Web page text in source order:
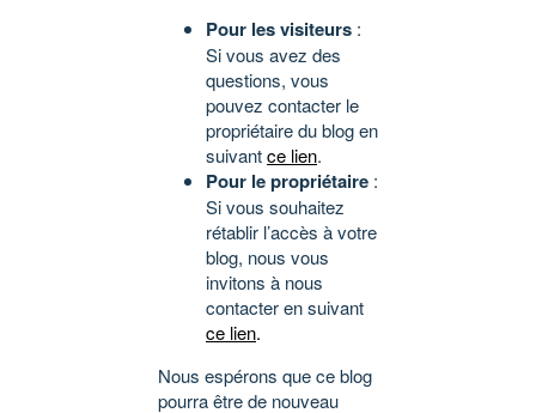
Pour les visiteurs :
Si vous avez des
questions, vous
pouvez contacter le
propriétaire du blog en
suivantce lien.
Pour le propriétaire :
Si vous souhaitez
rétablir l’accès à votre
blog, nous vous
invitons à nous
contacter en suivant
ce lien.
Nous espérons que ce blog
pourra être de nouveau